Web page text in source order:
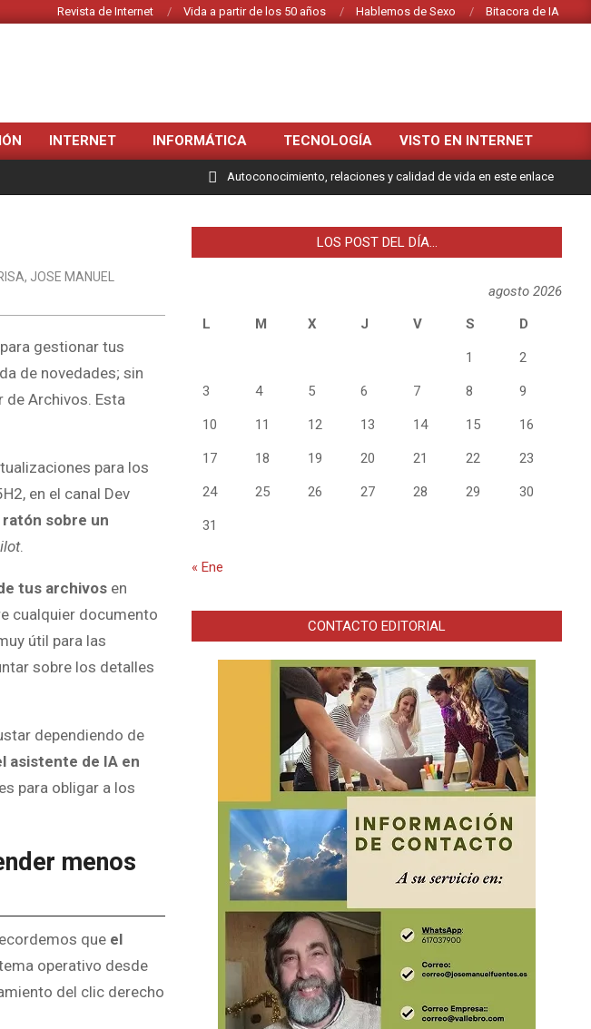
Revista de Internet Vida a partir de los 50 años Hablemos de Sexo Bitacora de IA
INTERNET INFORMÁTICA TECNOLOGÍA VISTO EN INTERNET
Autoconocimiento, relaciones y calidad de vida en este enlace
, JOSE MANUEL
gestionar tus
de novedades; sin
Archivos. Esta
para los
en el canal Dev
sobre un
.
tus archivos en
cualquier documento
útil para las
sobre los detalles
dependiendo de
asistente de IA en
para obligar a los
menos
que el
operativo desde
del clic derecho
LOS POST DEL DÍA…
agosto 2026
L
M X J V S D
1 2
3 4 5 6 7 8 9
10 11 12 13 14 15 16
17 18 19 20 21 22 23
24 25 26 27 28 29 30
31
« Ene
CONTACTO EDITORIAL